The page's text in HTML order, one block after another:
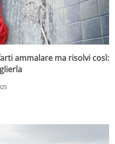
ammalare ma risolvi così: